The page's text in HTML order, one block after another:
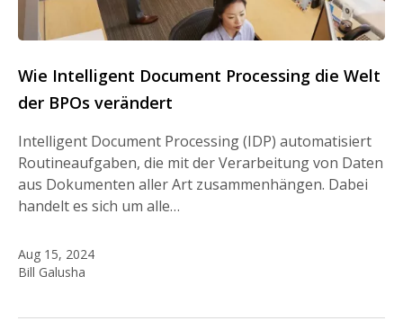
Wie Intelligent Document Processing die Welt
der BPOs verändert
Intelligent Document Processing (IDP) automatisiert
Routineaufgaben, die mit der Verarbeitung von Daten
aus Dokumenten aller Art zusammenhängen. Dabei
handelt es sich um alle…
Aug 15, 2024
Bill Galusha